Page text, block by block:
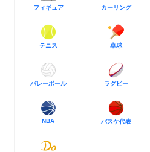
フィギュア カーリング
テニス 卓球
バレーボール ラグビー
NBA バスケ代表